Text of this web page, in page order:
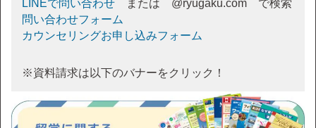
LINEで問い合わせ または @ryugaku.com で検索
問い合わせフォーム
カウンセリングお申し込みフォーム
※資料請求は以下のバナーをクリック！